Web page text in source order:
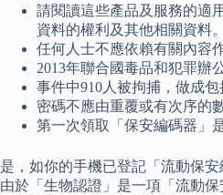
請閱讀這些產品及服務的適
資料的權利及其他相關資料。
任何人士不應依賴有關內容
2013年聯合國毒品和犯罪辦
事件中910人被拘捕，做成包
密碼不應由重覆或有次序的
第一次領取「保安編碼器」
是，如你的手機已登記「流動保
由於「生物認證」是一項「流動